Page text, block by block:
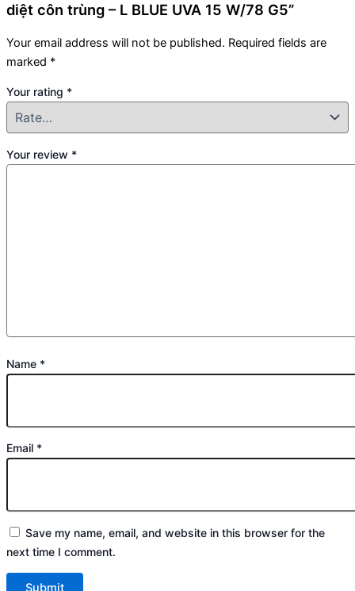
diệt côn trùng – L BLUE UVA 15 W/78 G5”
Your email address will not be published. Required fields are
marked *
Your rating *
Your review *
Name *
Email *
Save my name, email, and website in this browser for the
next time I comment.